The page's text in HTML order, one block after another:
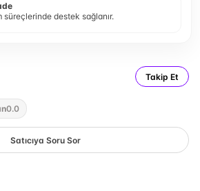
süreçlerinde destek sağlanır.
Takip Et
0.0
Satıcıya Soru Sor